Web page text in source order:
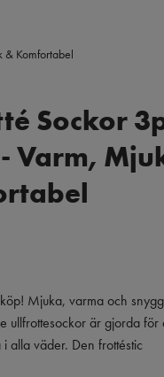
& Komfortabel
Sockor
Varm,
Mjuka, varma och
ullfrottesockor är gjorda för
alla väder. Den frottéstic